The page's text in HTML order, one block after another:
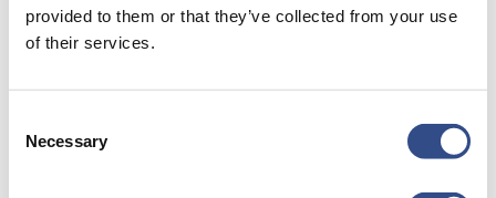
provided to them or that they’ve collected from your use
of their services.
Selection
Necessary
Donderdagmiddag
controleert…